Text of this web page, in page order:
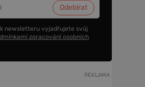
newsletteru vyjadřujete svůj
zpracování osobních
REKLAMA